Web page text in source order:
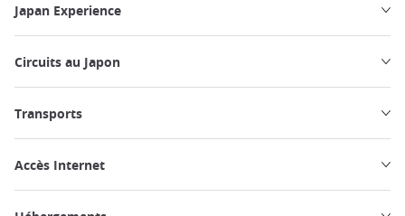
Japan Experience
Circuits au Japon
Transports
Accès Internet